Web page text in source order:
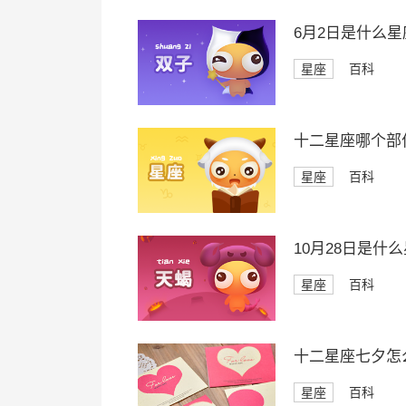
6月2日是什么星
星座 百科
十二星座哪个部
星座 百科
10月28日是什
星座 百科
十二星座七夕怎
星座 百科